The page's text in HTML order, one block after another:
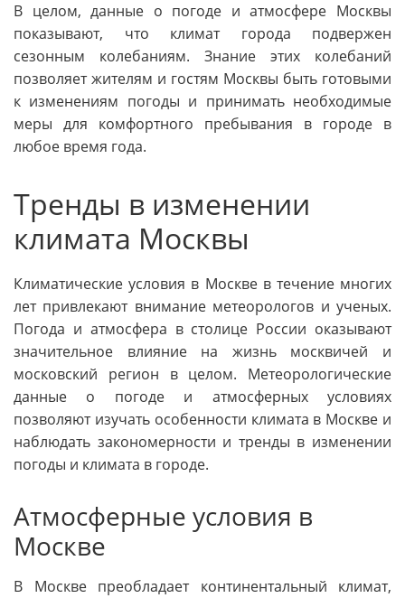
В целом, данные о погоде и атмосфере Москвы
показывают, что климат города подвержен
сезонным колебаниям. Знание этих колебаний
позволяет жителям и гостям Москвы быть готовыми
к изменениям погоды и принимать необходимые
меры для комфортного пребывания в городе в
любое время года.
Тренды в изменении
климата Москвы
Климатические условия в Москве в течение многих
лет привлекают внимание метеорологов и ученых.
Погода и атмосфера в столице России оказывают
значительное влияние на жизнь москвичей и
московский регион в целом. Метеорологические
данные о погоде и атмосферных условиях
позволяют изучать особенности климата в Москве и
наблюдать закономерности и тренды в изменении
погоды и климата в городе.
Атмосферные условия в
Москве
В Москве преобладает континентальный климат,